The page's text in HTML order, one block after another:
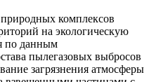
комплексов
на экологическую
по данным
пылегазовых выбросов
загрязнения атмосферы